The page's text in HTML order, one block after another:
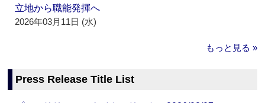
立地から職能発揮へ
2026年03月11日 (水)
もっと見る »
Press Release Title List